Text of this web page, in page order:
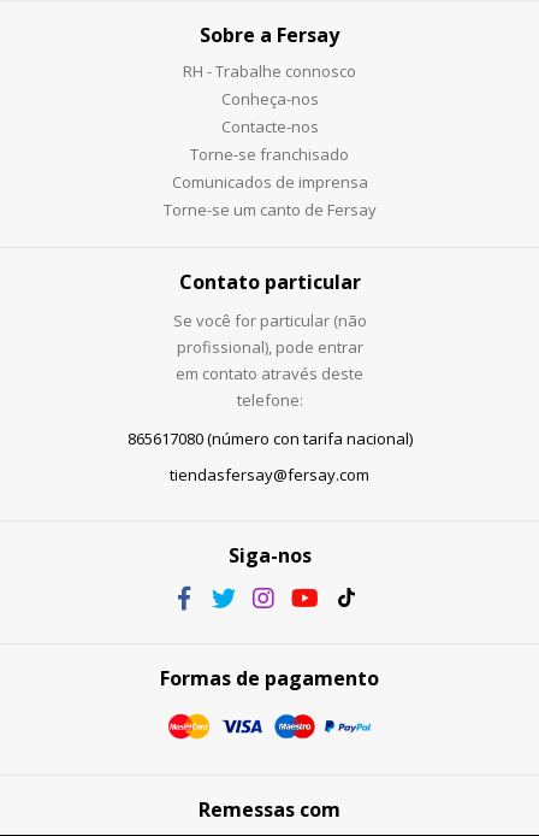
Sobre a Fersay
RH - Trabalhe connosco
Conheça-nos
Contacte-nos
Torne-se franchisado
Comunicados de imprensa
Torne-se um canto de Fersay
Contato particular
Se você for particular (não
profissional), pode entrar
em contato através deste
telefone:
865617080 (número con tarifa nacional)
tiendasfersay@fersay.com
Siga-nos
Formas de pagamento
Remessas com